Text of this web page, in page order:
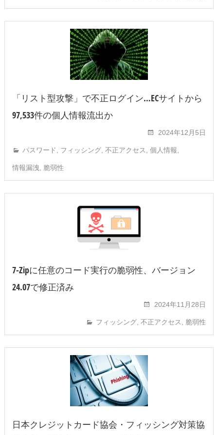
「リスト型攻撃」で不正ログイン…ECサイトから
97,533件の個人情報流出か
2024年12月5日
パスワード フィッシング, 不正アクセス 個人情報
情報漏洩 脆弱性
7-Zipに任意のコード実行の脆弱性、バージョン
24.07で修正済み
2024年11月28日
フィッシング ,不正アクセス 脆弱性
日本クレジットカード協会・フィッシング対策協